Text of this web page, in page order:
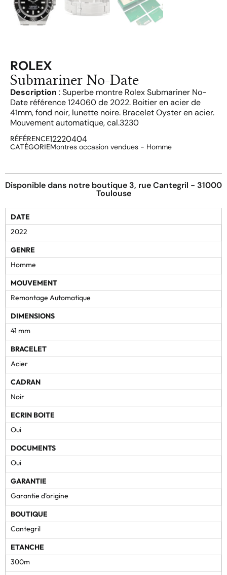
ROLEX
Submariner No-Date
Description : Superbe montre Rolex Submariner No-
Date référence 124060 de 2022. Boitier en acier de
41mm, fond noir, lunette noire. Bracelet Oyster en acier.
Mouvement automatique, cal.3230
RÉFÉRENCE12220404
CATÉGORIEMontres occasion vendues - Homme
Disponible dans notre boutique 3, rue Cantegril - 31000
Toulouse
DATE
2022
GENRE
Homme
MOUVEMENT
Remontage Automatique
DIMENSIONS
41 mm
BRACELET
Acier
CADRAN
Noir
ECRIN BOITE
Oui
DOCUMENTS
Oui
GARANTIE
Garantie d'origine
BOUTIQUE
Cantegril
ETANCHE
300m